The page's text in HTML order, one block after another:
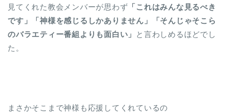
見てくれた教会メンバーが思わず 「これはみんな見るべき
です」「神様を感じるしかありません」「そんじゃそこら
のバラエティー番組よりも面白い」
と言わしめるほどでし
た。
まさかそこまで神様も応援してくれているの